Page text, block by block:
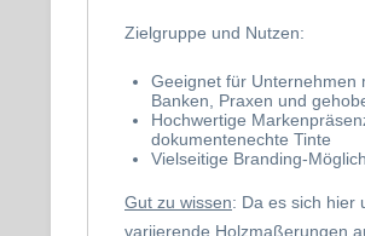
Zielgruppe und Nutzen:
Geeignet für Unternehmen
Banken, Praxen und
Hochwertige
dokumentenechte Tinte
Vielseitige Branding-
Gut zu wissen: Da es sich hier
variierende Holzmaßerungen